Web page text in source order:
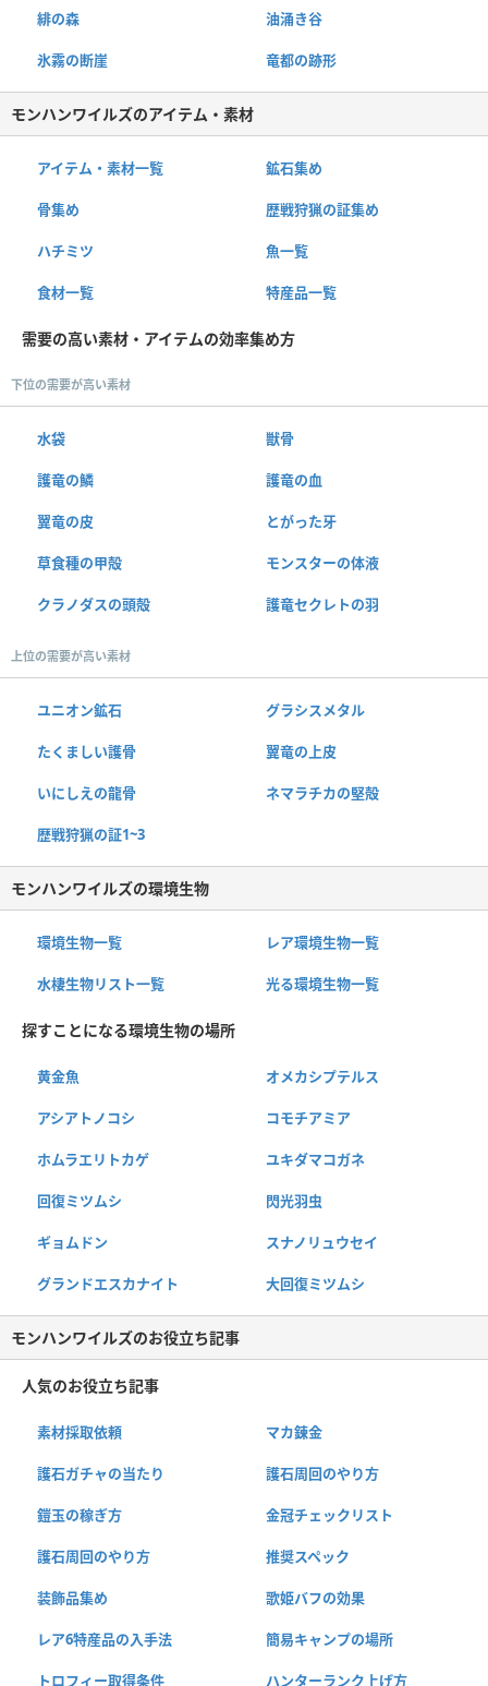
緋の森 油涌き谷
氷霧の断崖 竜都の跡形
モンハンワイルズのアイテム・素材
アイテム・素材一覧 鉱石集め
骨集め 歴戦狩猟の証集め
ハチミツ 魚一覧
食材一覧 特産品一覧
需要の高い素材・アイテムの効率集め方
下位の需要が高い素材
水袋 獣骨
護竜の鱗 護竜の血
翼竜の皮 とがった牙
草食種の甲殻 モンスターの体液
クラノダスの頭殻 護竜セクレトの羽
上位の需要が高い素材
ユニオン鉱石 グラシスメタル
たくましい護骨 翼竜の上皮
いにしえの龍骨 ネマラチカの堅殻
歴戦狩猟の証1~3
モンハンワイルズの環境生物
環境生物一覧 レア環境生物一覧
水棲生物リスト一覧 光る環境生物一覧
探すことになる環境生物の場所
黄金魚 オメカシプテルス
アシアトノコシ コモチアミア
ホムラエリトカゲ ユキダマコガネ
回復ミツムシ 閃光羽虫
ギョムドン スナノリュウセイ
グランドエスカナイト 大回復ミツムシ
モンハンワイルズのお役立ち記事
人気のお役立ち記事
素材採取依頼 マカ錬金
護石ガチャの当たり 護石周回のやり方
鎧玉の稼ぎ方 金冠チェックリスト
護石周回のやり方 推奨スペック
装飾品集め 歌姫バフの効果
レア6特産品の入手法 簡易キャンプの場所
トロフィー取得条件 ハンターランク上げ方